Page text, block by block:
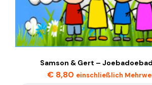
Samson & Gert –
€8,80 einschließlich